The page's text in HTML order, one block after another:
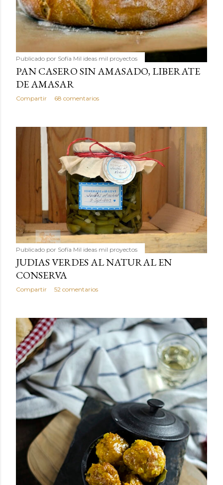
Publicado por Sofía Mil ideas mil proyectos
PAN CASERO SIN AMASADO, LIBERATE
DE AMASAR
Compartir 68 comentarios
Publicado por Sofía Mil ideas mil proyectos
JUDIAS VERDES AL NATURAL EN
CONSERVA
Compartir 52 comentarios